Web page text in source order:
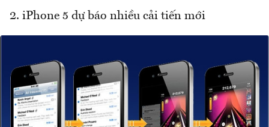
2. iPhone 5 dự báo nhiều cải tiến mới